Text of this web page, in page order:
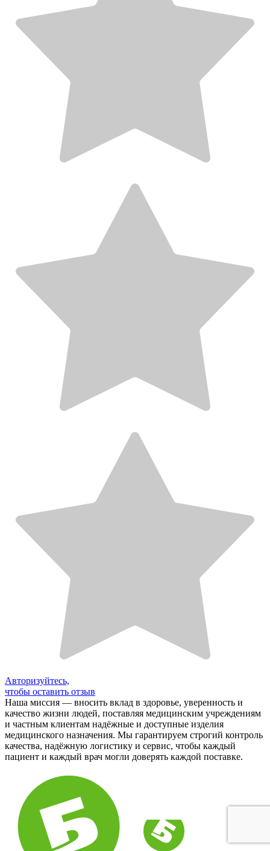
Авторизуйтесь,
чтобы оставить отзыв
Наша миссия — вносить вклад в здоровье, уверенность и
качество жизни людей, поставляя медицинским учреждениям
и частным клиентам надёжные и доступные изделия
медицинского назначения. Мы гарантируем строгий контроль
качества, надёжную логистику и сервис, чтобы каждый
пациент и каждый врач могли доверять каждой поставке.